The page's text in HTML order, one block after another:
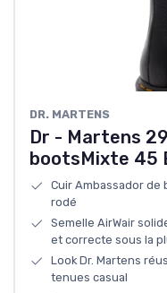
DR. MARTENS
Dr - Martens
bootsMixte 45
Cuir Ambassador de
rodé
Semelle AirWair
et correcte sous la
Look Dr. Martens
tenues casual